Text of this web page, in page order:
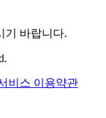
기 바랍니다.
비스 이용약관